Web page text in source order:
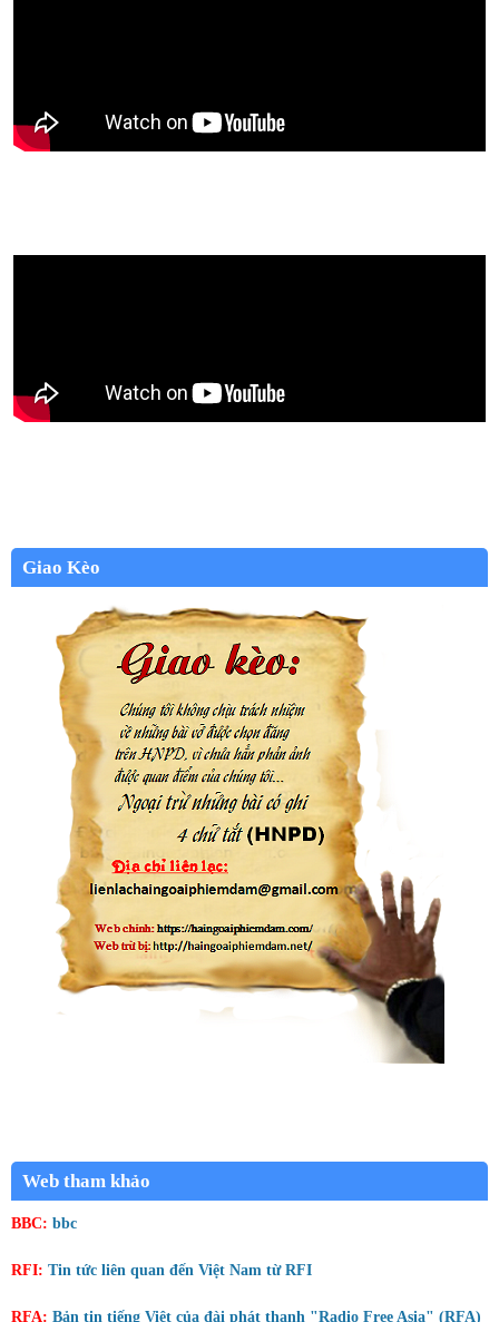
Giao Kèo
Web tham khảo
BBC: bbc
RFI: Tin tức liên quan đến Việt Nam từ RFI
RFA: Bản tin tiếng Việt của đài phát thanh "Radio Free Asia" (RFA)